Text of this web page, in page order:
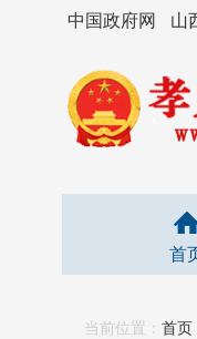
中国政府网 山
首
当前位置： 首页